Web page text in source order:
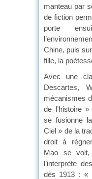
manteau par
de fiction
porte
Chine, puis
fille, la
Avec une
Descartes,
mécanismes
de l’histoire
se fusionne
Ciel » de la
droit à
Mao se voit,
l’interprète
dès 1913 : «